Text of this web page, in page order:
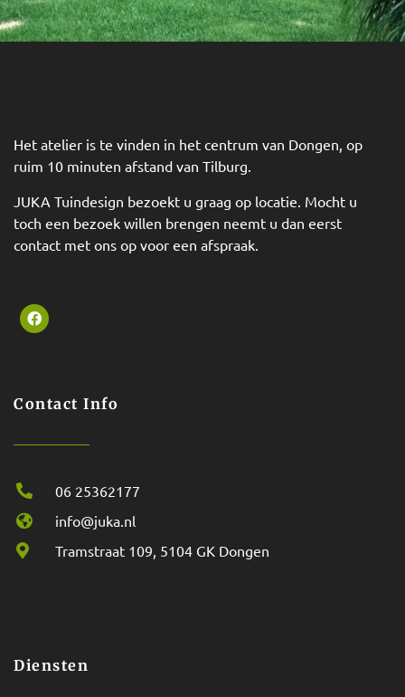
Het atelier is te vinden in het centrum van Dongen, op
ruim 10 minuten afstand van Tilburg.
JUKA Tuindesign bezoekt u graag op locatie. Mocht u
toch een bezoek willen brengen neemt u dan eerst
contact met ons op voor een afspraak.
Contact Info
06 25362177
info@juka.nl
Tramstraat 109, 5104 GK Dongen
Diensten